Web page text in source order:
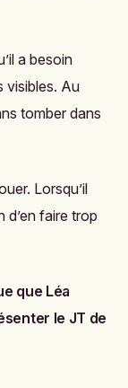
a besoin
visibles. Au
tomber dans
Lorsqu’il
d’en faire trop
que Léa
le JT de